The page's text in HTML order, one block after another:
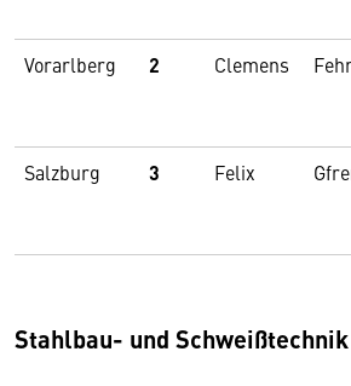
Vorarlberg
2 Clemens
Salzburg
3 Felix
Stahlbau- und Schweißtechnik